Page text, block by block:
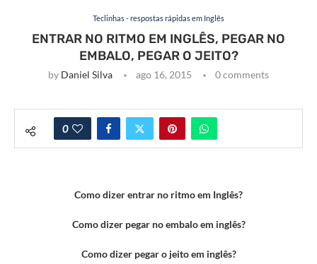
Teclinhas - respostas rápidas em Inglês
ENTRAR NO RITMO EM INGLÊS, PEGAR NO
EMBALO, PEGAR O JEITO?
by Daniel Silva ago 16, 2015 0 comments
0
Como dizer entrar no ritmo em Inglês?
Como dizer pegar no embalo em inglês?
Como dizer pegar o jeito em inglês?